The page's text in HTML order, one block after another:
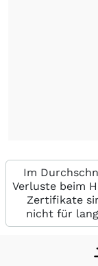
Im
Verluste beim
Zertifikate
nicht für